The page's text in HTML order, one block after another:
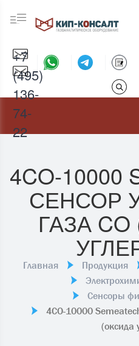
+7
(495)
136-
74-
22
4CO-10000
СЕНСОР
ГАЗА
Главная Продукция
Сенсоры
4CO-10000
(оксида